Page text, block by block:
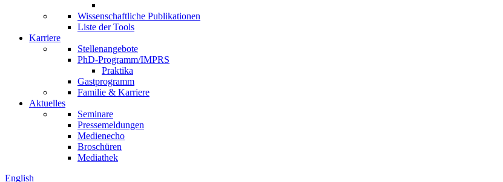
Wissenschaftliche Publikationen
Liste der Tools
Karriere
Stellenangebote
PhD-Programm/IMPRS
Praktika
Gastprogramm
Familie & Karriere
Aktuelles
Seminare
Pressemeldungen
Medienecho
Broschüren
Mediathek
English